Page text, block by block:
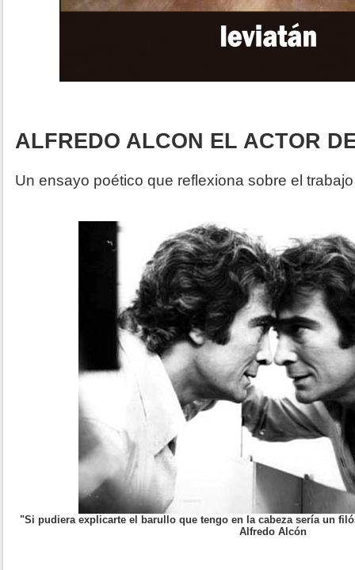
ALFREDO ALCON EL ACTOR
Un ensayo poético que reflexiona sobre el
"Si pudiera explicarte el barullo que tengo en la cabeza sería un
Alfredo Alcón